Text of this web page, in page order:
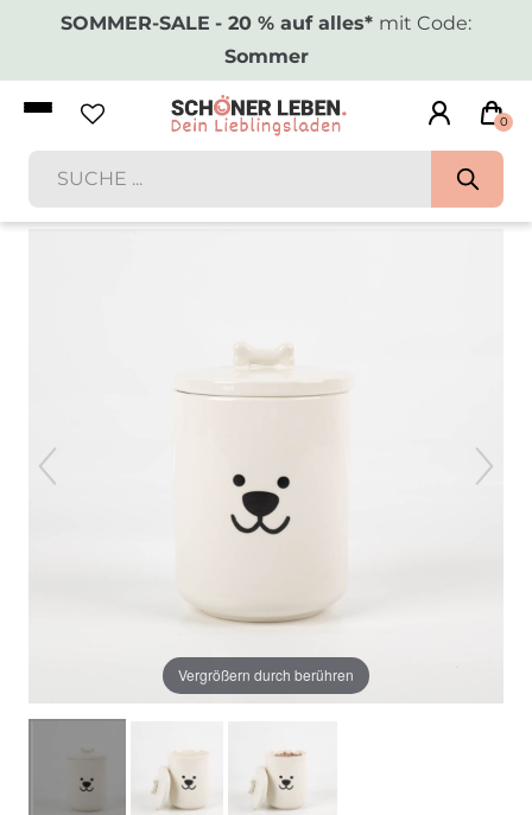
SOMMER-SALE - 20 % auf alles* mit Code:
Sommer
0
Vergrößern durch berühren